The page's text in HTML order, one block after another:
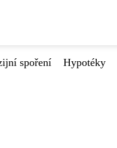
spoření Hypotéky